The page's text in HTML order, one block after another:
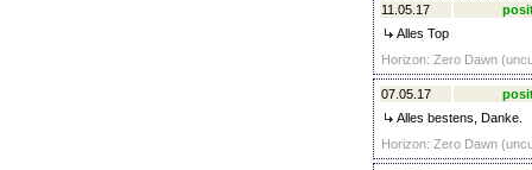
11.05.17
Alles Top
Horizon: Zero Dawn
07.05.17
Alles bestens, Danke.
Horizon: Zero Dawn